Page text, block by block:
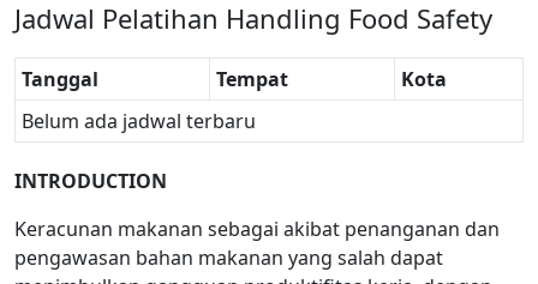
Jadwal Pelatihan Handling Food Safety
Tanggal Tempat
Kota
Belum ada jadwal terbaru
INTRODUCTION
Keracunan makanan sebagai akibat penanganan dan
pengawasan bahan makanan yang salah dapat